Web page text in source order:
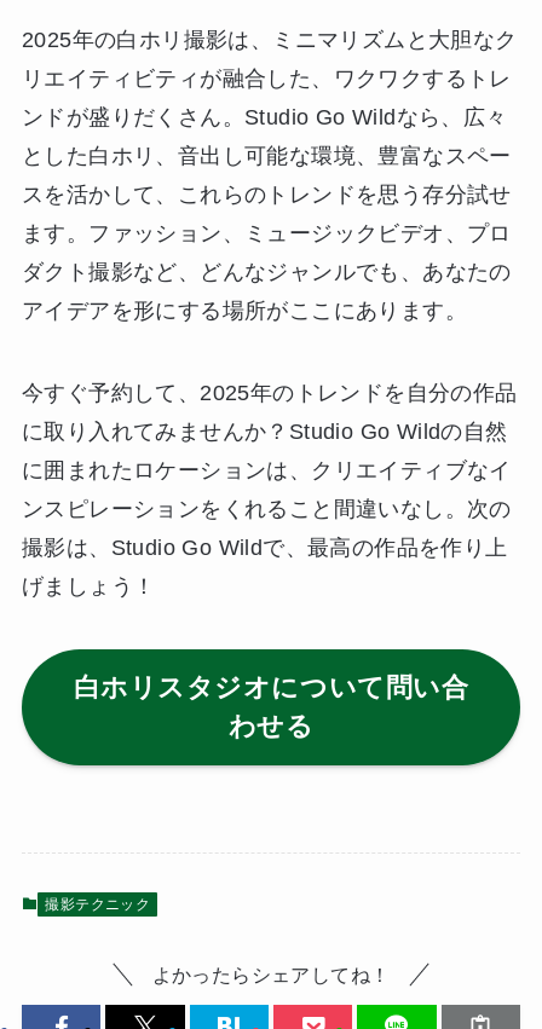
2025年の白ホリ撮影は、ミニマリズムと大胆なク
リエイティビティが融合した、ワクワクするトレ
ンドが盛りだくさん。Studio Go Wildなら、広々
とした白ホリ、音出し可能な環境、豊富なスペー
スを活かして、これらのトレンドを思う存分試せ
ます。ファッション、ミュージックビデオ、プロ
ダクト撮影など、どんなジャンルでも、あなたの
アイデアを形にする場所がここにあります。
今すぐ予約して、2025年のトレンドを自分の作品
に取り入れてみませんか？Studio Go Wildの自然
に囲まれたロケーションは、クリエイティブなイ
ンスピレーションをくれること間違いなし。次の
撮影は、Studio Go Wildで、最高の作品を作り上
げましょう！
白ホリスタジオについて問い合
わせる
撮影テクニック
よかったらシェアしてね！